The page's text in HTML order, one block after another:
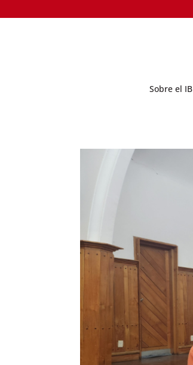
Sobre el IB